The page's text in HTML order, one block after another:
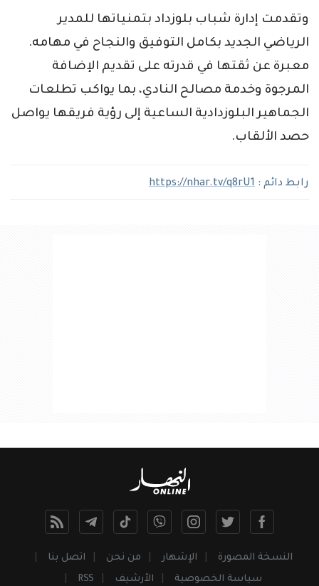
وتقدمت إدارة شباب بلوزداد بتمنياتها للمدير
الرياضي الجديد بكامل التوفيق والنجاح في مهامه.
معبرة عن ثقتها في قدرته على تقديم الإضافة
المرجوة وخدمة مصالح النادي، بما يواكب تطلعات
الجماهير البلوزدادية الساعية إلى رؤية فريقها يواصل
حصد الألقاب.
رابط دائم : https://nhar.tv/q8rU1
النسخة المصورة الإشهار من نحن
اتصل بنا
سياسة الخصوصية
الأرشيف RSS